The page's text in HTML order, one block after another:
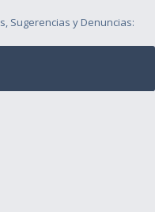
Sugerencias y Denuncias: